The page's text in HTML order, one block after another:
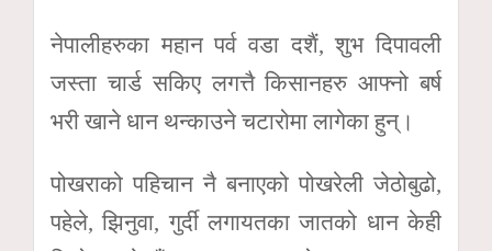
नेपालीहरुका महान पर्व वडा दशैं, शुभ दिपावली
जस्ता चार्ड सकिए लगत्तै किसानहरु आफ्नो बर्ष
भरी खाने धान थन्काउने चटारोमा लागेका हुन्।
पोखराको पहिचान नै बनाएको पोखरेली जेठोबुढो,
पहेले, झिनुवा, गुर्दी लगायतका जातको धान केही